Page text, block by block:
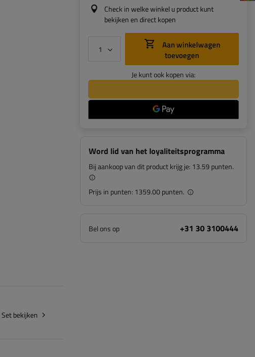
Check in welke winkel u product kunt
bekijken en direct kopen
toevoegen
Je kunt ook kopen via:
Word lid van het loyaliteitsprogramma
Bij aankoop van dit product krijg je: 13.59 punten.
Prijs in punten: 1359.00 punten.
Bel ons op +31 30 3100444
Set bekijken